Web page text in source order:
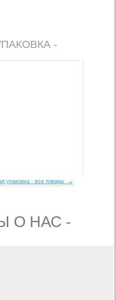
-
упаковка - все товары →
О НАС -